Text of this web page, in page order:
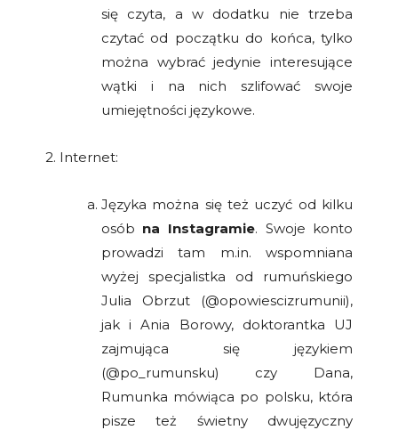
się czyta, a w dodatku nie trzeba
czytać od początku do końca, tylko
można wybrać jedynie interesujące
wątki i na nich szlifować swoje
umiejętności językowe.
2. Internet:
Języka można się też uczyć od kilku
osób na Instagramie. Swoje konto
prowadzi tam m.in. wspomniana
wyżej specjalistka od rumuńskiego
Julia Obrzut (@opowiescizrumunii),
jak i Ania Borowy, doktorantka UJ
zajmująca się językiem
(@po_rumunsku) czy Dana,
Rumunka mówiąca po polsku, która
pisze też świetny dwujęzyczny